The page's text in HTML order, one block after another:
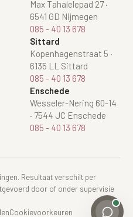
Max Tahalelepad 27·
6541 GD Nijmegen
085 - 40 13 678
Sittard
Kopenhagenstraat 5 ·
6135 LL Sittard
085 - 40 13 678
Enschede
Wesseler-Nering 60-14
· 7544 JC Enschede
085 - 40 13 678
Resultaat verschilt per
door of onder supervisie
Cookievoorkeuren